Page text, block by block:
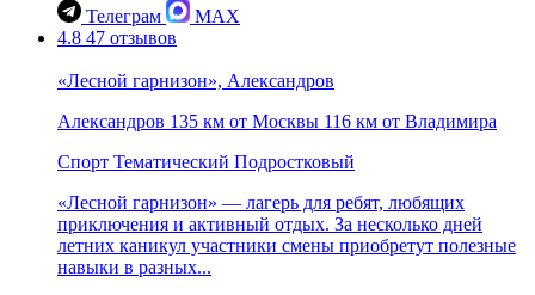
Телеграм
MAX
4.8 47 отзывов
«Лесной гарнизон», Александров
Александров 135 км от Москвы 116 км от Владимира
Спорт Тематический Подростковый
«Лесной гарнизон» — лагерь для ребят, любящих
приключения и активный отдых. За несколько дней
летних каникул участники смены приобретут полезные
навыки в разных...